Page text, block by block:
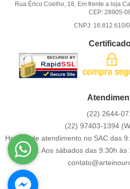
Rua Érico Coelho, 18, Em frente a loja
CEP: 28905-
CNPJ: 16.812.610/
(22) 2644-
(22) 97403-1394
Horário de atendimento no SAC das
a sexta. Aos sábados das 9:30h às